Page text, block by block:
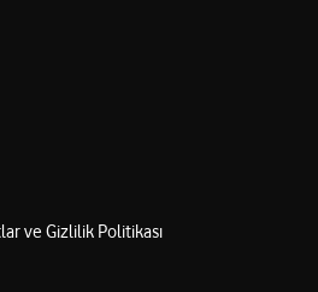
ve Gizlilik Politikası